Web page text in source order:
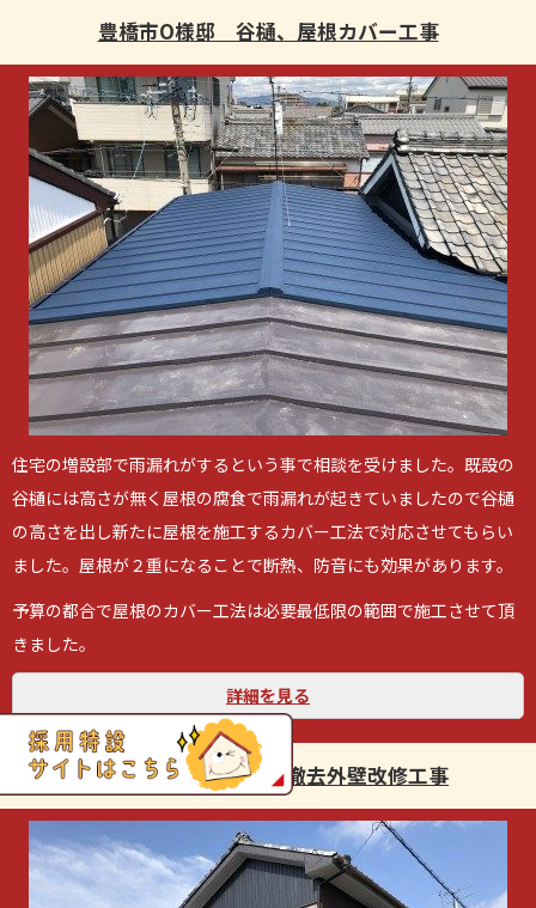
豊橋市O様邸 谷樋、屋根カバー工事
住宅の増設部で雨漏れがするという事で相談を受けました。既設の
谷樋には高さが無く屋根の腐食で雨漏れが起きていましたので谷樋
の高さを出し新たに屋根を施工するカバー工法で対応させてもらい
ました。屋根が２重になることで断熱、防音にも効果があります。
予算の都合で屋根のカバー工法は必要最低限の範囲で施工させて頂
きました。
詳細を見る
豊橋市O様邸 霧除け撤去外壁改修工事